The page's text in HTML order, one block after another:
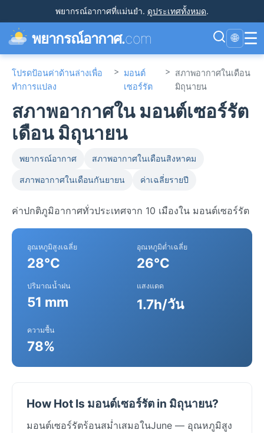
พยากรณ์อากาศที่แม่นยำ. ดูประเทศทั้งหมด.
พยากรณ์อากาศ.com 🌐 ☰
โปรดป้อนค่าด้านล่างเพื่อ
ทำการแปลง
> มอนต์
เซอร์รัต
> สภาพอากาศในเดือน
มิถุนายน
สภาพอากาศใน มอนต์เซอร์รัต
เดือน มิถุนายน
พยากรณ์อากาศ สภาพอากาศในเดือนสิงหาคม
สภาพอากาศในเดือนกันยายน ค่าเฉลี่ยรายปี
ค่าปกติภูมิอากาศทั่วประเทศจาก 10 เมืองใน มอนต์เซอร์รัต
อุณหภูมิสูงเฉลี่ย
28°C
อุณหภูมิต่ำเฉลี่ย
26°C
ปริมาณน้ำฝน
51 mm
แสงแดด
1.7h/วัน
ความชื้น
78%
How Hot Is มอนต์เซอร์รัต in มิถุนายน?
มอนต์เซอร์รัตร้อนสม่ำเสมอในJune — อุณหภูมิสูง